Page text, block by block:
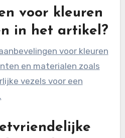
voor kleuren
in het artikel?
voor kleuren
en materialen zoals
vezels voor een